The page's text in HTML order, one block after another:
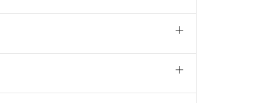
dẫn đến nguy cơ chảy máu nghiêm trọng
tạo hiệu ứng cộng hưởng.
cơ chảy máu, đặc biệt ở những người có vấn đề